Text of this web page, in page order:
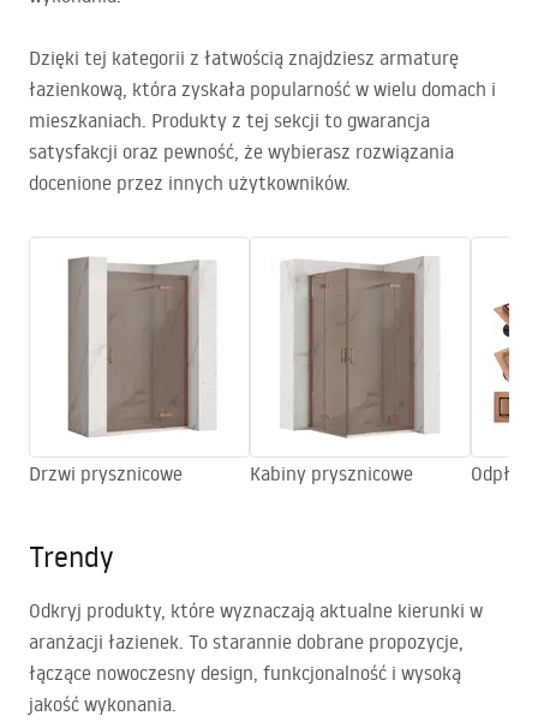
Dzięki tej kategorii z łatwością znajdziesz armaturę
łazienkową, która zyskała popularność w wielu domach i
mieszkaniach. Produkty z tej sekcji to gwarancja
satysfakcji oraz pewność, że wybierasz rozwiązania
docenione przez innych użytkowników.
Drzwi prysznicowe Kabiny prysznicowe
Trendy
Odkryj produkty, które wyznaczają aktualne kierunki w
aranżacji łazienek. To starannie dobrane propozycje,
łączące nowoczesny design, funkcjonalność i wysoką
jakość wykonania.